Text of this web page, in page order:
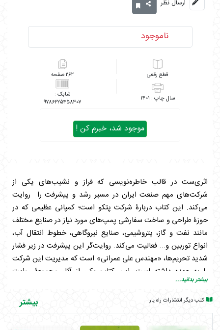
ارسال نظر
ناموجود
رقعی ۲۶۲
۱۴۰۱ ۹۷۸۶۲۲۵۴۵۸۳۰۷
موجود شد، خبرم کن !
اثری‌ست در قالب خاطره‌نویسی که فراز و نشیب‌های یکی از
شرکت‌های مهم صنعت ایران در مسیر رشد و پیشرفت را روایت
می‌کند. این کتاب دربارۀ شرکت پتکو است؛ کمپانی عظیمی که در
حوزۀ طراحی و ساخت سفارشی پمپ‌های مورد نیاز در صنایع مختلف
مانند نفت و گاز، پتروشیمی، صنایع نیروگاهی، خطوط انتقال آب،
انواع توربین و... فعالیت می‌کند. روایت‌گر این پیشرفت در زیر فشار
شدید تحریم‌ها، «مهندس علی عمرانی» است که مدیریت این شرکت
را به عهده داشته است. این کتاب یکی از آثار مجموعۀ روایت
پیشرفت است که رویکرد اصلی آن، بررسی دستاوردهای صنعتی و
علمی مهندسان و فناوران ملّی از شروع انقلاب اسلامی ایران تا به
بیشتر بدانید...
کتب دیگر انتشارات راه یار بیشتر